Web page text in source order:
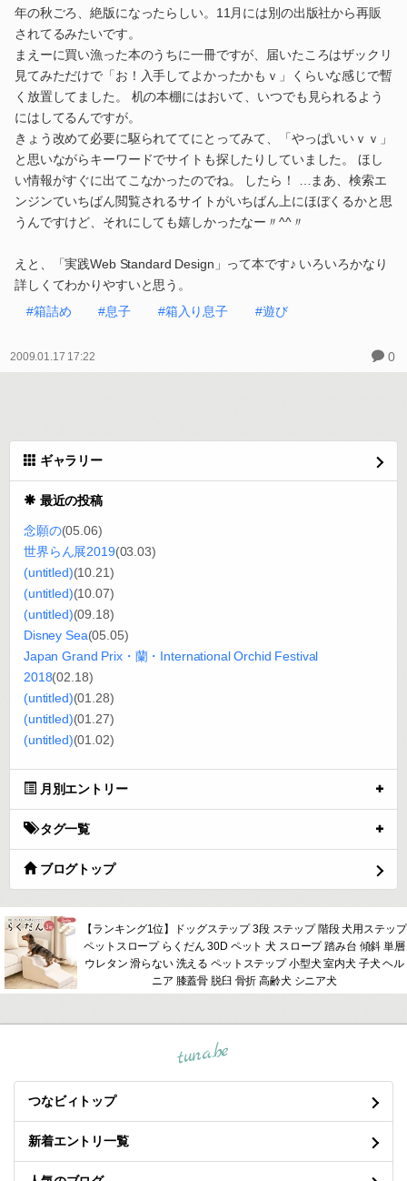
年の秋ごろ、絶版になったらしい。11月には別の出版社から再販
されてるみたいです。
まえーに買い漁った本のうちに一冊ですが、届いたころはザックリ
見てみただけで「お！入手してよかったかもｖ」くらいな感じで暫
く放置してました。 机の本棚にはおいて、いつでも見られるよう
にはしてるんですが。
きょう改めて必要に駆られててにとってみて、「やっぱいいｖｖ」
と思いながらキーワードでサイトも探したりしていました。 ほし
い情報がすぐに出てこなかったのでね。 したら！ …まあ、検索エ
ンジンていちばん閲覧されるサイトがいちばん上にほぼくるかと思
うんですけど、それにしても嬉しかったなー〃^^〃
えと、「実践Web Standard Design」って本です♪ いろいろかなり
詳しくてわかりやすいと思う。
#箱詰め
#息子 #箱入り息子 #遊び
2009.01.17 17:22 0
ギャラリー
最近の投稿
念願の(05.06)
世界らん展2019(03.03)
(untitled)(10.21)
(untitled)(10.07)
(untitled)(09.18)
Disney Sea(05.05)
Japan Grand Prix・蘭・International Orchid Festival
2018(02.18)
(untitled)(01.28)
(untitled)(01.27)
(untitled)(01.02)
月別エントリー
タグ一覧
ブログトップ
【ランキング1位】ドッグステップ 3段 ステップ 階段 犬用ステップ
ペットスロープ らくだん 30D ペット 犬 スロープ 踏み台 傾斜 単層
ウレタン 滑らない 洗える ペットステップ 小型犬 室内犬 子犬 ヘル
ニア 膝蓋骨 脱臼 骨折 高齢犬 シニア犬
tuna.be
つなビィトップ
新着エントリ一覧